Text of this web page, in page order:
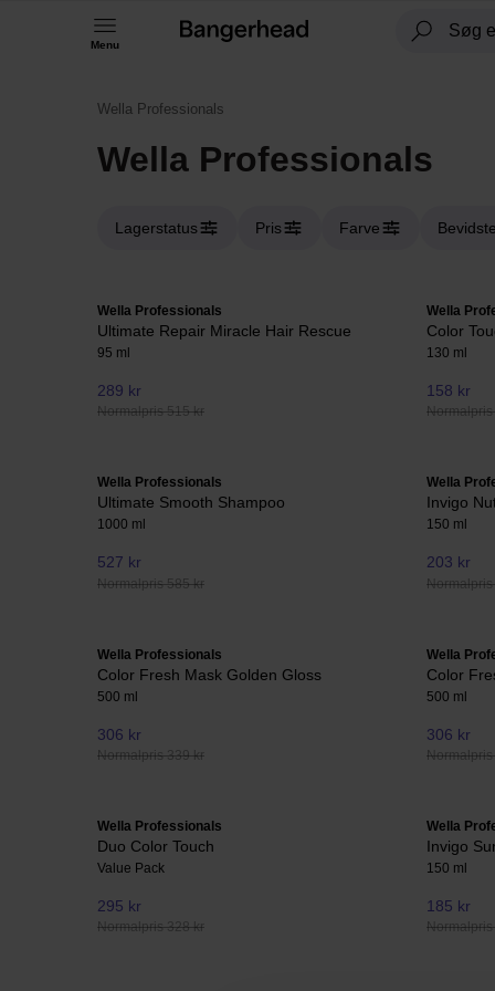
Menu
Wella Professionals
Wella Professionals
Lagerstatus Pris Farve
Wella Professionals
Ultimate Repair Miracle Hair Rescue
95 ml
289 kr
Normalpris 515 kr
Wella
Color
130 ml
158 kr
Wella Professionals
Ultimate Smooth Shampoo
1000 ml
527 kr
Normalpris 585 kr
Wella
Invigo
150 ml
203 kr
Wella Professionals
Color Fresh Mask Golden Gloss
500 ml
306 kr
Normalpris 339 kr
Wella
Color
500 ml
306 kr
Wella Professionals
Duo Color Touch
Value Pack
295 kr
Normalpris 328 kr
Wella
Invigo
150 ml
185 kr